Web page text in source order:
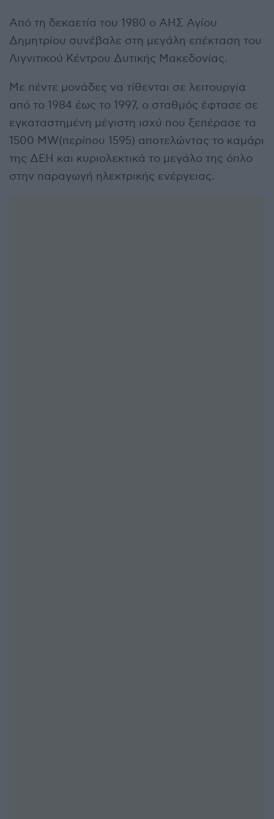
Από τη δεκαετία του 1980 ο ΑΗΣ Αγίου
Δημητρίου συνέβαλε στη μεγάλη επέκταση του
Λιγνιτικού Κέντρου Δυτικής Μακεδονίας.
Με πέντε μονάδες να τίθενται σε λειτουργία
από το 1984 έως το 1997, ο σταθμός έφτασε σε
εγκαταστημένη μέγιστη ισχύ που ξεπέρασε τα
1500 MW(περίπου 1595) αποτελώντας το καμάρι
της ΔΕΗ και κυριολεκτικά το μεγάλο της όπλο
στην παραγωγή ηλεκτρικής ενέργειας.